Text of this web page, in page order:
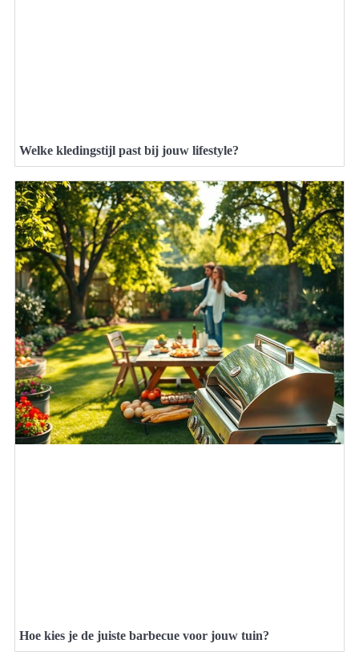
Welke kledingstijl past bij jouw lifestyle?
Hoe kies je de juiste barbecue voor jouw tuin?